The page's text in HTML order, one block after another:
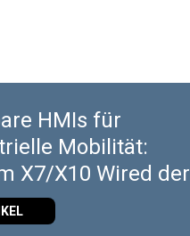
HMIs für
Mobilität:
X7/X10 Wired der
Einstiegspunkt sind